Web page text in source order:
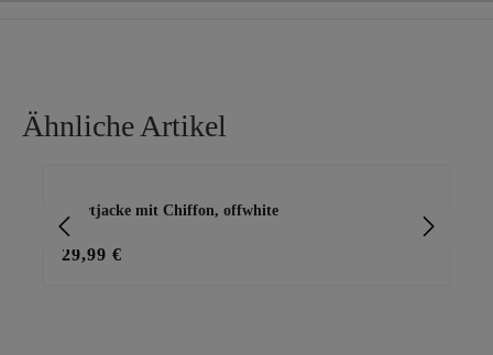
Ähnliche Artikel
Shirtjacke mit Chiffon, offwhite
29,99 €